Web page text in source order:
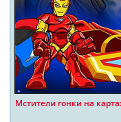
Мстители гонки на